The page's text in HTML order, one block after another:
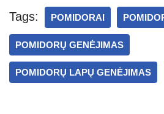
s
A
p
p
e
gr
a
m
e
n
g
er
e
Tags: POMIDORAI
POMIDORŲ GENĖJIMAS
POMIDORŲ LAPŲ GENĖJIMAS